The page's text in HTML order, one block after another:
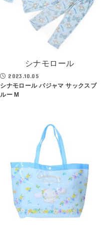
シナモロール
2023.10.05
シナモロール パジャマ サックスブ
ルー M